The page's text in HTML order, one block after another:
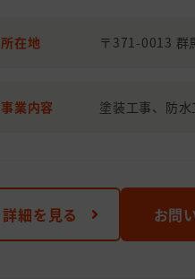
所在地 〒371-0013 群
事業内容 塗装工事、防
詳細を見る お問